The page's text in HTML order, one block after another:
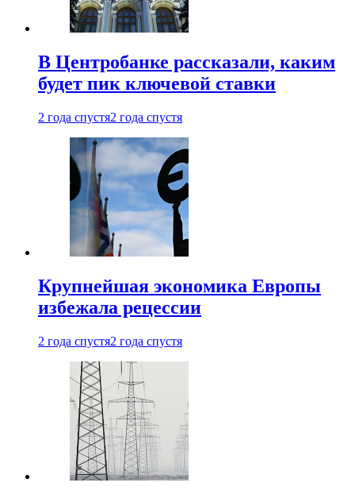
В Центробанке рассказали, каким
будет пик ключевой ставки
2 года спустя2 года спустя
Крупнейшая экономика Европы
избежала рецессии
2 года спустя2 года спустя